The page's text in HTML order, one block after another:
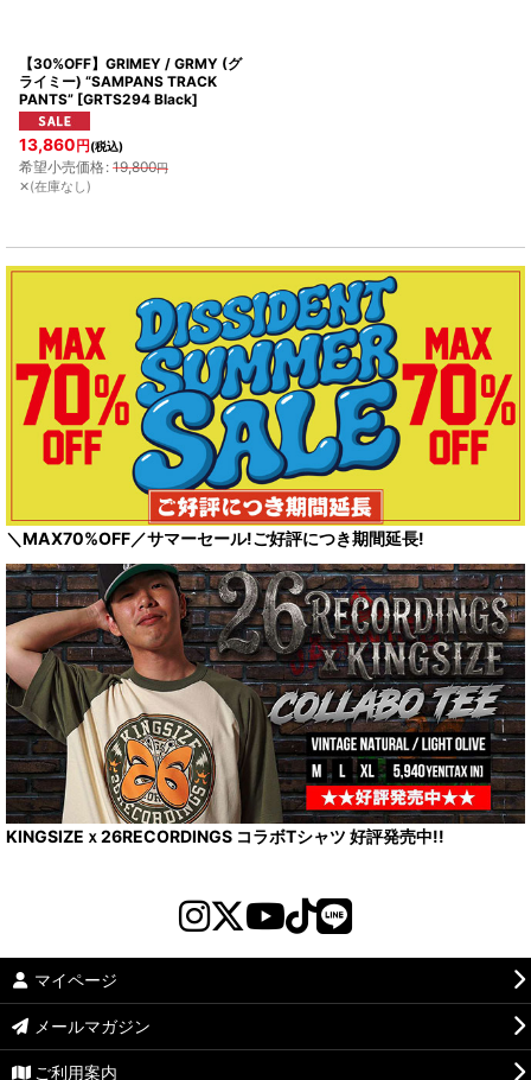
【30%OFF】GRIMEY / GRMY (グ
ライミー) “SAMPANS TRACK
PANTS” [GRTS294 Black]
13,860円(税込)
希望小売価格: 19,800円
✕(在庫なし)
＼MAX70%OFF／サマーセール!ご好評につき期間延長!
KINGSIZEｘ26RECORDINGS コラボTシャツ 好評発売中!!
マイページ
メールマガジン
ご利用案内